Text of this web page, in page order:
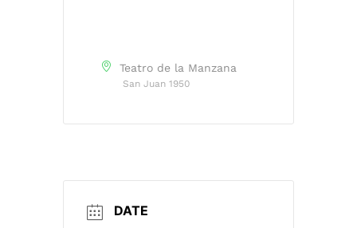
Teatro de la Manzana
San Juan 1950
DATE